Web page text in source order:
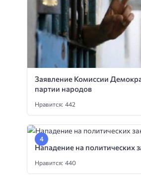
Заявление Комиссии
партии народов
Нравится: 442
Нападение на политических
Нравится: 440